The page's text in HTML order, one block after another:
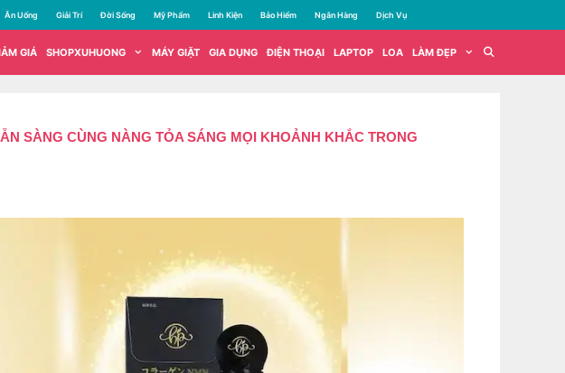
Ăn Uống Giải Trí Đời Sống Mỹ Phẩm Linh Kiện Bảo Hiểm Ngân Hàng Dịch Vụ
GIÁ SHOPXUHUONG MÁY GIẶT GIA DỤNG ĐIỆN THOẠI LAPTOP LOA LÀM ĐẸP
SÀNG CÙNG NÀNG TỎA SÁNG MỌI KHOẢNH KHẮC TRONG